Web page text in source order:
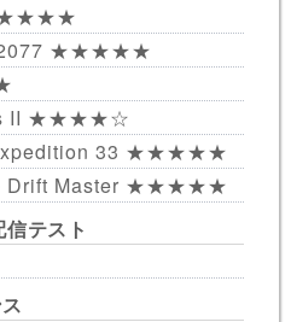
2077 ★★★★★
II ★★★★☆
33 ★★★★★
Drift Master ★★★★★
テスト